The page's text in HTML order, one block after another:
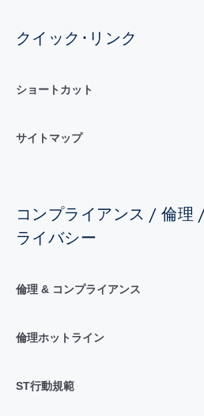
クイック･リンク
ショートカット
サイトマップ
コンプライアンス / 倫理
ライバシー
倫理 & コンプライアンス
倫理ホットライン
ST行動規範